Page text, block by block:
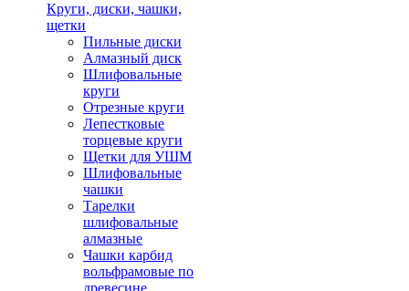
Круги, диски, чашки,
щетки
Пильные диски
Алмазный диск
Шлифовальные
круги
Отрезные круги
Лепестковые
торцевые круги
Щетки для УШМ
Шлифовальные
чашки
Тарелки
шлифовальные
алмазные
Чашки карбид
вольфрамовые по
древесине,